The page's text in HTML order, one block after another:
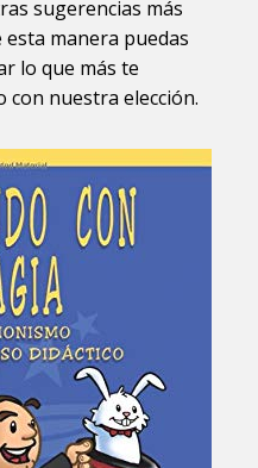
sugerencias más
manera puedas
lo que más te
con nuestra elección.